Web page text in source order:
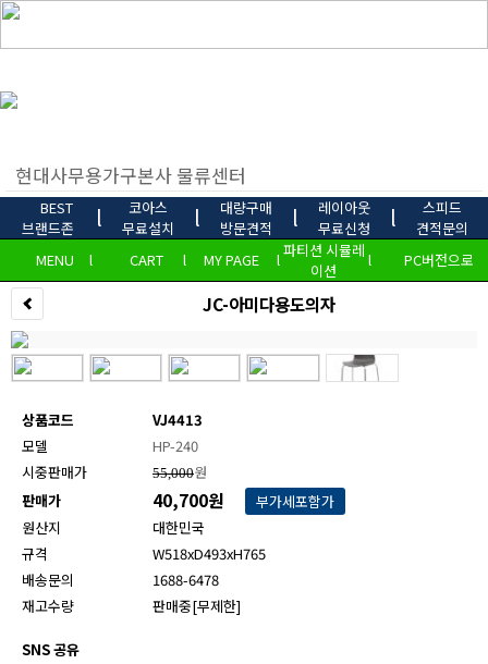
BEST
브랜드존
l
코아스
무료설치
l
대량구매
방문견적
l
레이아웃
무료신청
l
스피드
견적문의
MENU
l CART l MY PAGE l파티션 시뮬레
이션
l PC버전으로
JC-아미다용도의자
상품코드
VJ4413
모델
HP-240
시중판매가
55,000원
판매가
40,700원
부가세포함가
원산지
대한민국
규격
W518xD493xH765
배송문의
1688-6478
재고수량
판매중[무제한]
SNS 공유